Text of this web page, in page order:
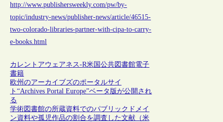
http://www.publishersweekly.com/pw/by-
topic/industry-news/publisher-news/article/46515-
two-colorado-libraries-partner-with-cipa-to-carry-
e-books.html
カレントアウェアネス-R米国公共図書館電子
書籍
欧州のアーカイブズのポータルサイ
ト“Archives Portal Europe”ベータ版が公開され
る
学術図書館の所蔵資料でのパブリックドメイ
ン資料や孤児作品の割合を調査した文献（米